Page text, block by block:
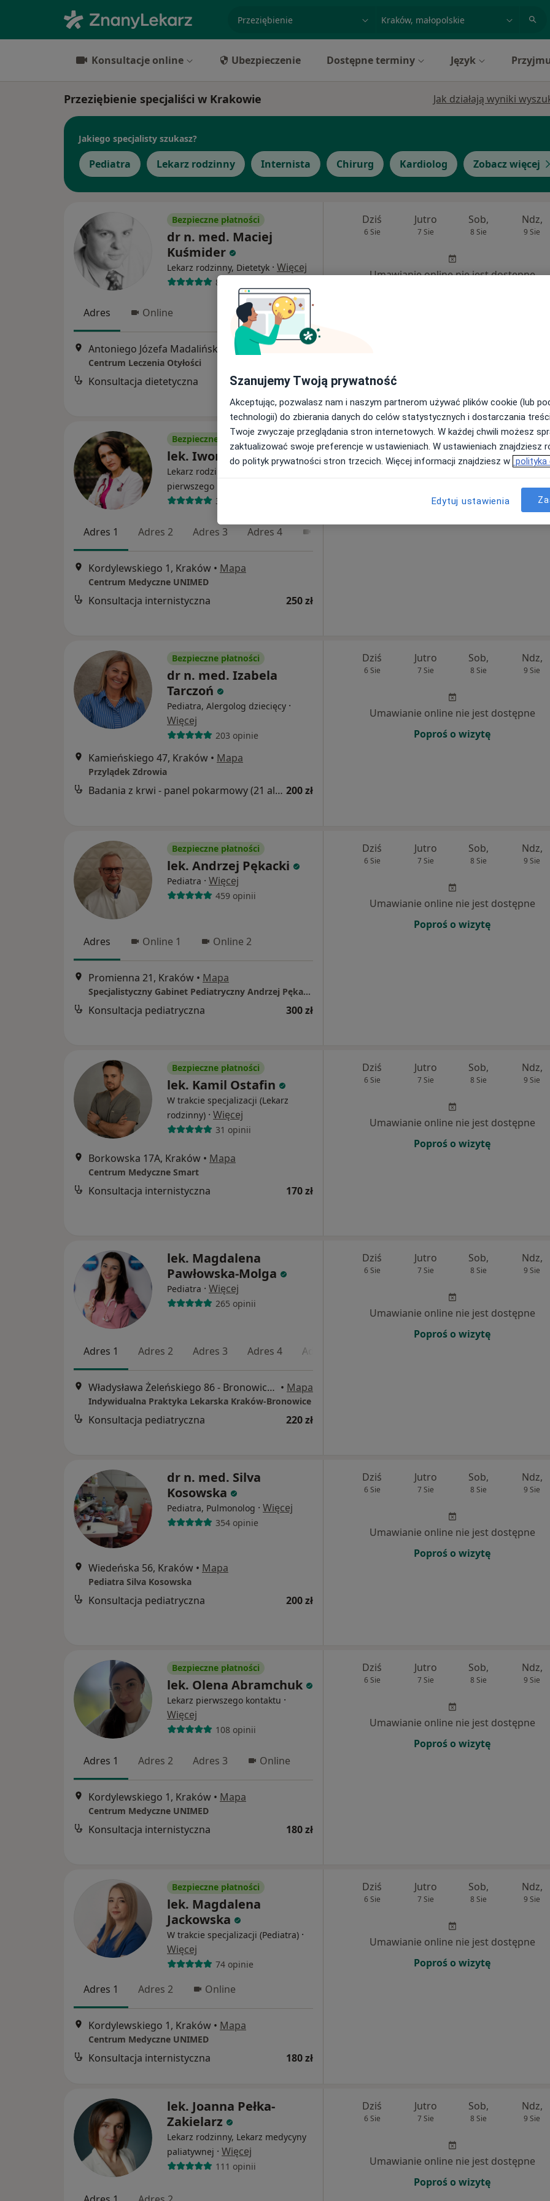
miasto lub dzielnica
Konsultacje online Ubezpieczenie Dostępne terminy Język
Przeziębienie specjaliści w Krakowie Jak działają wyniki
Jakiego specjalisty szukasz?
Pediatra Lekarz rodzinny Internista Chirurg Kardiolog Zobacz więcej
Bezpieczne płatności
dr n. med. Maciej
Kuśmider
Lekarz rodzinny, Dietetyk · Więcej
84 opinie
Adres Online
Antoniego Józefa Madalińskiego 10, Kraków Mapa
Centrum Leczenia Otyłości
Konsultacja dietetyczna 250 zł
Dziś
6 Sie
Jutro
7 Sie
Sob,
8 Sie
Ndz,
9 Sie
Umawianie online nie jest dostępne
Bezpieczne płatności
lek. Iwona Paciepnik
Lekarz rodzinny, Pediatra, Lekarz
pierwszego kontaktu
360 opinii
Adres 1 Adres 2 Adres 3 Adres 4
Kordylewskiego 1, Kraków • Mapa
Centrum Medyczne UNIMED
Konsultacja internistyczna 250 zł
Dziś
6 Sie
Jutro
7 Sie
Sob,
8 Sie
Ndz,
9 Sie
Bezpieczne płatności
dr n. med. Izabela
Tarczoń
Pediatra, Alergolog dziecięcy ·
Więcej
203 opinie
Kamieńskiego 47, Kraków • Mapa
Przylądek Zdrowia
Badania z krwi - panel pokarmowy (21 alergenów) 200 zł
Dziś
6 Sie
Jutro
7 Sie
Sob,
8 Sie
Ndz,
9 Sie
Umawianie online nie jest dostępne
Poproś o wizytę
Bezpieczne płatności
lek. Andrzej Pękacki
Pediatra · Więcej
459 opinii
Adres Online 1 Online 2
Promienna 21, Kraków • Mapa
Specjalistyczny Gabinet Pediatryczny Andrzej Pękacki
Konsultacja pediatryczna 300 zł
Dziś
6 Sie
Jutro
7 Sie
Sob,
8 Sie
Ndz,
9 Sie
Umawianie online nie jest dostępne
Poproś o wizytę
Bezpieczne płatności
lek. Kamil Ostafin
W trakcie specjalizacji (Lekarz
rodzinny) · Więcej
31 opinii
Borkowska 17A, Kraków • Mapa
Centrum Medyczne Smart
Konsultacja internistyczna 170 zł
Dziś
6 Sie
Jutro
7 Sie
Sob,
8 Sie
Ndz,
9 Sie
Umawianie online nie jest dostępne
Poproś o wizytę
lek. Magdalena
Pawłowska-Molga
Pediatra · Więcej
265 opinii
Adres 1 Adres 2 Adres 3 Adres 4 Adres 5
Władysława Żeleńskiego 86 - Bronowice, Kraków • Mapa
Indywidualna Praktyka Lekarska Kraków-Bronowice
Konsultacja pediatryczna 220 zł
Dziś
6 Sie
Jutro
7 Sie
Sob,
8 Sie
Ndz,
9 Sie
Umawianie online nie jest dostępne
Poproś o wizytę
dr n. med. Silva
Kosowska
Pediatra, Pulmonolog · Więcej
354 opinie
Wiedeńska 56, Kraków • Mapa
Pediatra Silva Kosowska
Konsultacja pediatryczna 200 zł
Dziś
6 Sie
Jutro
7 Sie
Sob,
8 Sie
Ndz,
9 Sie
Umawianie online nie jest dostępne
Poproś o wizytę
Bezpieczne płatności
lek. Olena Abramchuk
Lekarz pierwszego kontaktu ·
Więcej
108 opinii
Adres 1 Adres 2 Adres 3 Online
Kordylewskiego 1, Kraków • Mapa
Centrum Medyczne UNIMED
Konsultacja internistyczna 180 zł
Dziś
6 Sie
Jutro
7 Sie
Sob,
8 Sie
Ndz,
9 Sie
Umawianie online nie jest dostępne
Poproś o wizytę
Bezpieczne płatności
lek. Magdalena
Jackowska
W trakcie specjalizacji (Pediatra) ·
Więcej
74 opinie
Adres 1 Adres 2 Online
Kordylewskiego 1, Kraków • Mapa
Centrum Medyczne UNIMED
Konsultacja internistyczna 180 zł
Dziś
6 Sie
Jutro
7 Sie
Sob,
8 Sie
Ndz,
9 Sie
Umawianie online nie jest dostępne
Poproś o wizytę
lek. Joanna Pełka-
Zakielarz
Lekarz rodzinny, Lekarz medycyny
paliatywnej · Więcej
111 opinii
Dziś
6 Sie
Jutro
7 Sie
Sob,
8 Sie
Ndz,
9 Sie
Umawianie online nie jest dostępne
Poproś o wizytę
Szanujemy Twoją prywatność
Akceptując, pozwalasz nam i naszym partnerom używać plików cookie (lub
technologii) do zbierania danych do celów statystycznych i dostarczania
Twoje zwyczaje przeglądania stron internetowych. W każdej chwili możesz
zaktualizować swoje preferencje w ustawieniach. W ustawieniach znajdziesz
do polityk prywatności stron trzecich. Więcej informacji znajdziesz w polityka
Edytuj ustawienia